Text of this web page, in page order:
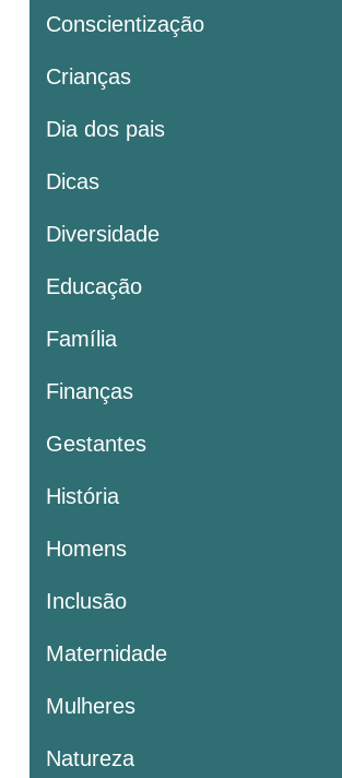
Conscientização
Crianças
Dia dos pais
Dicas
Diversidade
Educação
Família
Finanças
Gestantes
História
Homens
Inclusão
Maternidade
Mulheres
Natureza